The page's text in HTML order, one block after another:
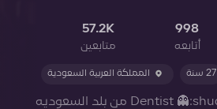
998
أتابعه
57.2K
متابعين
27 سنة المملكة العربية السعودية
🦷 Dentist 👻:shudanii من بلد السعوديه